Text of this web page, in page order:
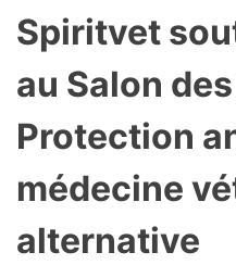
Spiritvet
au Salon
Protection
médecine
alternative